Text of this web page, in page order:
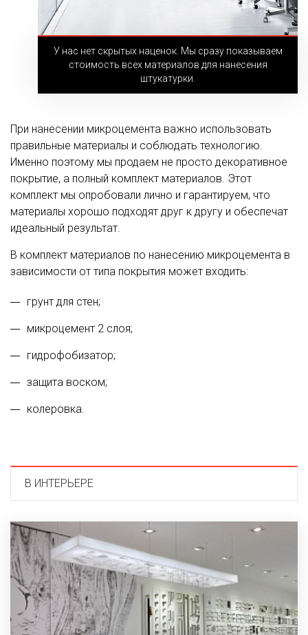
У нас нет скрытых наценок. Мы сразу показываем
стоимость всех материалов для нанесения
штукатурки.
При нанесении микроцемента важно использовать
правильные материалы и соблюдать технологию.
Именно поэтому мы продаем не просто декоративное
покрытие, а полный комплект материалов. Этот
комплект мы опробовали лично и гарантируем, что
материалы хорошо подходят друг к другу и обеспечат
идеальный результат.
В комплект материалов по нанесению микроцемента в
зависимости от типа покрытия может входить:
грунт для стен;
микроцемент 2 слоя;
гидрофобизатор;
защита воском;
колеровка.
В ИНТЕРЬЕРЕ